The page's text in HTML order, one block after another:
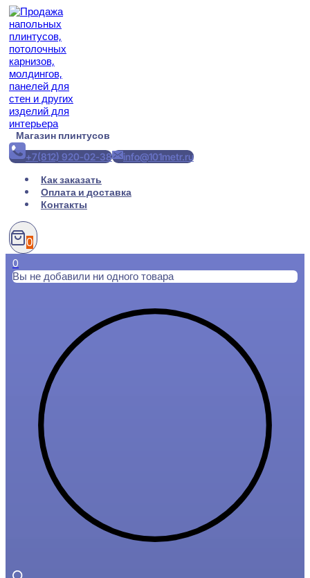
Перейти
содержимому
Магазин плинтусов
+7(812) 920-02-38
info@101metr.ru
Как заказать
Оплата и доставка
Контакты
0
0
Вы не добавили ни одного товара